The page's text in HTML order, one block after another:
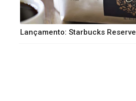
Lançamento: Starbucks Reserve